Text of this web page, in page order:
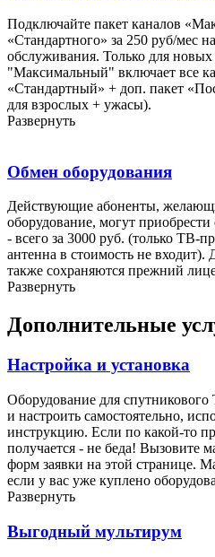
Подключайте пакет каналов
«Стандартного» за 250 руб/мес
обслуживания. Только для
"Максимальный" включает все
«Стандартный» + доп. пакет
для взрослых + ужасы).
Развернуть
Обмен оборудования
Действующие абоненты,
оборудование, могут
- всего за 3000 руб. (только ТВ-
антенна в стоимость не
также сохраняются прежний
Развернуть
Дополнительные
Настройка и установка
Оборудование для
и настроить самостоятельно,
инструкцию. Если по какой-то
получается - не беда! Вызовите
форм заявки на этой странице.
если у вас уже куплено
Развернуть
Выгодный мультирум